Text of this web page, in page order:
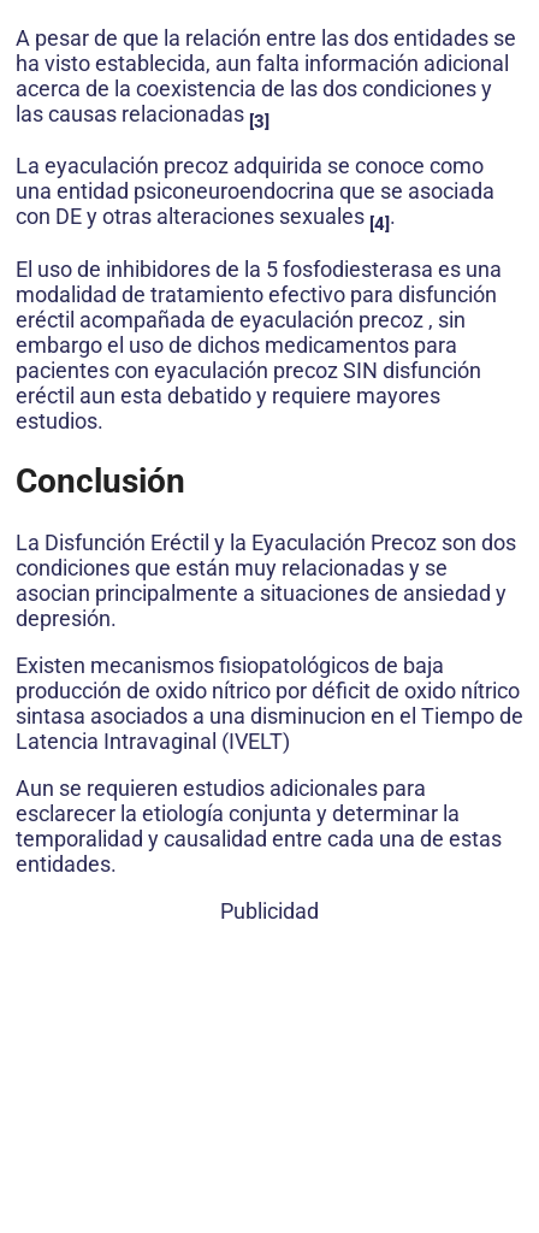
A pesar de que la relación entre las dos entidades se
ha visto establecida, aun falta información adicional
acerca de la coexistencia de las dos condiciones y
las causas relacionadas [3]
La eyaculación precoz adquirida se conoce como
una entidad psiconeuroendocrina que se asociada
con DE y otras alteraciones sexuales [4].
El uso de inhibidores de la 5 fosfodiesterasa es una
modalidad de tratamiento efectivo para disfunción
eréctil acompañada de eyaculación precoz , sin
embargo el uso de dichos medicamentos para
pacientes con eyaculación precoz SIN disfunción
eréctil aun esta debatido y requiere mayores
estudios.
Conclusión
La Disfunción Eréctil y la Eyaculación Precoz son dos
condiciones que están muy relacionadas y se
asocian principalmente a situaciones de ansiedad y
depresión.
Existen mecanismos fisiopatológicos de baja
producción de oxido nítrico por déficit de oxido nítrico
sintasa asociados a una disminucion en el Tiempo de
Latencia Intravaginal (IVELT)
Aun se requieren estudios adicionales para
esclarecer la etiología conjunta y determinar la
temporalidad y causalidad entre cada una de estas
entidades.
Publicidad